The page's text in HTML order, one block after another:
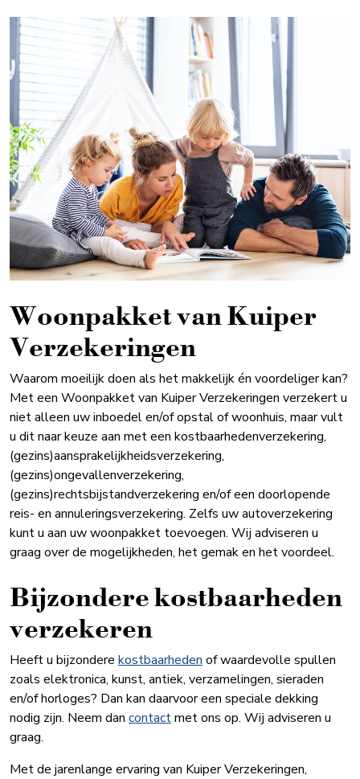
Woonpakket van Kuiper
Verzekeringen
Waarom moeilijk doen als het makkelijk én voordeliger kan?
Met een Woonpakket van Kuiper Verzekeringen verzekert u
niet alleen uw inboedel en/of opstal of woonhuis, maar vult
u dit naar keuze aan met een kostbaarhedenverzekering,
(gezins)aansprakelijkheidsverzekering,
(gezins)ongevallenverzekering,
(gezins)rechtsbijstandverzekering en/of een doorlopende
reis- en annuleringsverzekering. Zelfs uw autoverzekering
kunt u aan uw woonpakket toevoegen. Wij adviseren u
graag over de mogelijkheden, het gemak en het voordeel.
Bijzondere kostbaarheden
verzekeren
Heeft u bijzondere kostbaarheden of waardevolle spullen
zoals elektronica, kunst, antiek, verzamelingen, sieraden
en/of horloges? Dan kan daarvoor een speciale dekking
nodig zijn. Neem dan contactmet ons op. Wij adviseren u
graag.
Met de jarenlange ervaring van Kuiper Verzekeringen,